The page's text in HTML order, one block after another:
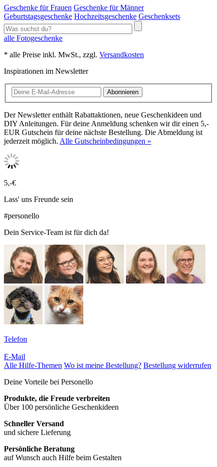
Geschenke für Frauen Geschenke für Männer
Geburtstagsgeschenke Hochzeitsgeschenke Geschenksets
alle Fotogeschenke
* alle Preise inkl. MwSt., zzgl. Versandkosten
Inspirationen im Newsletter
Abonnieren
Der Newsletter enthält Rabattaktionen, neue Geschenkideen und
DIY Anleitungen. Für deine Anmeldung schenken wir dir einen 5,-
EUR Gutschein für deine nächste Bestellung. Die Abmeldung ist
jederzeit möglich. Alle Gutscheinbedingungen »
5,-€
Lass' uns Freunde sein
#personello
Dein Service-Team ist für dich da!
Telefon
E-Mail
Alle Hilfe-Themen Wo ist meine Bestellung? Bestellung widerrufen
Deine Vorteile bei Personello
Produkte, die Freude verbreiten
Über 100 persönliche Geschenkideen
Schneller Versand
und sichere Lieferung
Persönliche Beratung
auf Wunsch auch Hilfe beim Gestalten